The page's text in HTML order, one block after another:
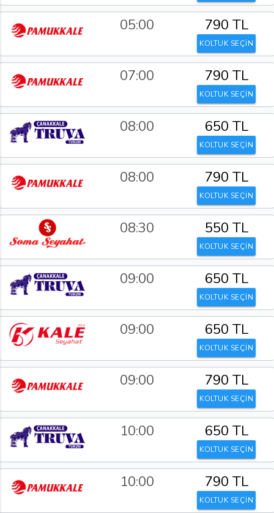
05:00 790 TL
KOLTUK SEÇİN
07:00 790 TL
KOLTUK SEÇİN
08:00 650 TL
KOLTUK SEÇİN
08:00 790 TL
KOLTUK SEÇİN
08:30 550 TL
KOLTUK SEÇİN
09:00 650 TL
KOLTUK SEÇİN
09:00 650 TL
KOLTUK SEÇİN
09:00 790 TL
KOLTUK SEÇİN
10:00 650 TL
KOLTUK SEÇİN
10:00 790 TL
KOLTUK SEÇİN